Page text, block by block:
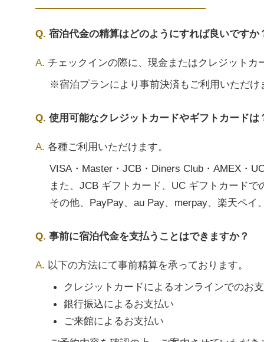
宿泊代金の精算はどのようにすれば良いですか
チェックインの際に、現金またはクレジット
※宿泊プランにより事前決済もご利用いただけ
使用可能なクレジットカードやギフトカードは
各種ご利用いただけます。
VISA・Master・JCB・Diners Club・AMEX・
また、JCB ギフトカード、UC ギフトカード
その他、PayPay、au Pay、merpay、楽天ペ
事前に宿泊代金を支払うことはできますか？
以下の方法にて事前精算を承っております。
クレジットカードによるオンラインでのお
銀行振込によるお支払い
ご来館によるお支払い